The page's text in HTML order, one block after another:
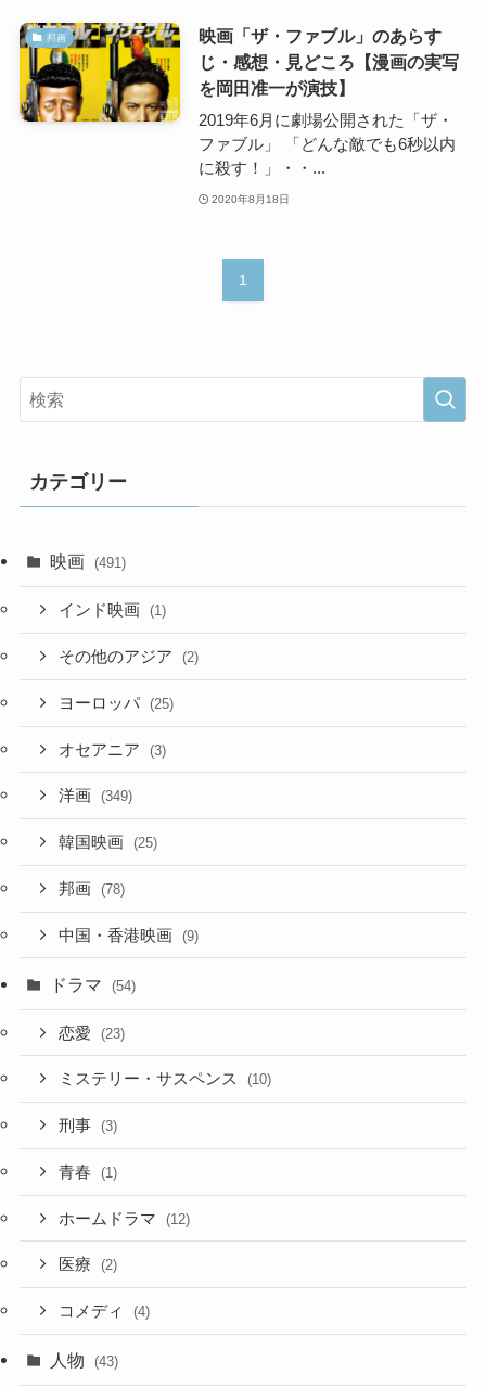
邦画
映画「ザ・ファブル」のあらす
じ・感想・見どころ【漫画の実写
を岡田准一が演技】
2019年6月に劇場公開された「ザ・
ファブル」 「どんな敵でも6秒以内
に殺す！」・・...
2020年8月18日
1
カテゴリー
映画 (491)
インド映画 (1)
その他のアジア (2)
ヨーロッパ (25)
オセアニア (3)
洋画 (349)
韓国映画 (25)
邦画 (78)
中国・香港映画 (9)
ドラマ (54)
恋愛 (23)
ミステリー・サスペンス (10)
刑事 (3)
青春 (1)
ホームドラマ (12)
医療 (2)
コメディ (4)
人物 (43)